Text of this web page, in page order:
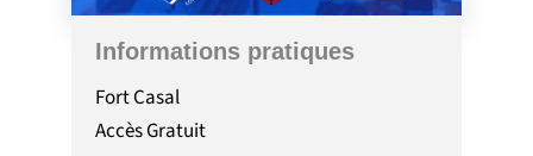
Informations pratiques
Fort Casal
AccèsGratuit